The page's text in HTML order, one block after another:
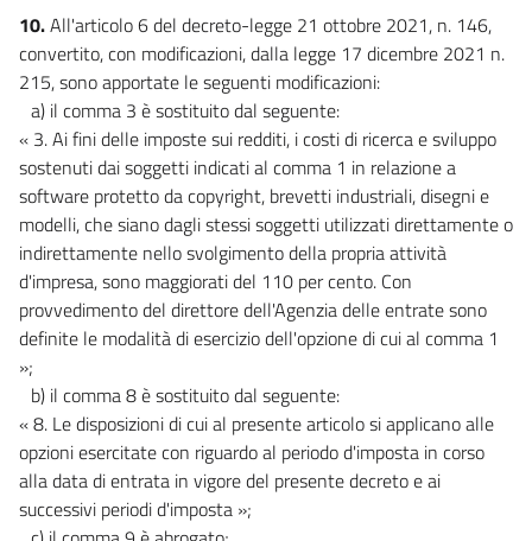
10.All'articolo 6 del decreto-legge 21 ottobre 2021, n. 146,
convertito, con modificazioni, dalla legge 17 dicembre 2021 n.
215, sono apportate le seguenti modificazioni:
a) il comma 3 è sostituito dal seguente:
« 3. Ai fini delle imposte sui redditi, i costi di ricerca e sviluppo
sostenuti dai soggetti indicati al comma 1 in relazione a
software protetto da copyright, brevetti industriali, disegni e
modelli, che siano dagli stessi soggetti utilizzati direttamente o
indirettamente nello svolgimento della propria attività
d'impresa, sono maggiorati del 110 per cento. Con
provvedimento del direttore dell'Agenzia delle entrate sono
definite le modalità di esercizio dell'opzione di cui al comma 1
»;
b) il comma 8 è sostituito dal seguente:
« 8. Le disposizioni di cui al presente articolo si applicano alle
opzioni esercitate con riguardo al periodo d'imposta in corso
alla data di entrata in vigore del presente decreto e ai
successivi periodi d'imposta »;